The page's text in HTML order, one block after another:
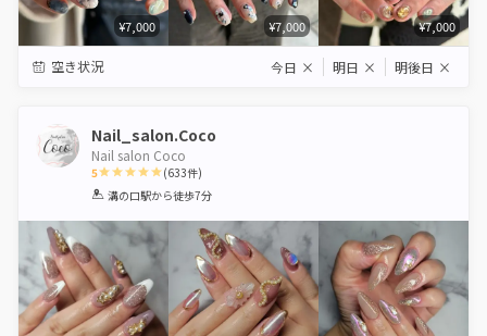
¥7,000 ¥7,000 ¥7,000
空き状況 今日 × 明日 × 明後日 ×
Nail_salon.Coco
Nail salon Coco
5
1 2 3 4 5
(633件)
溝の口駅から徒歩7分